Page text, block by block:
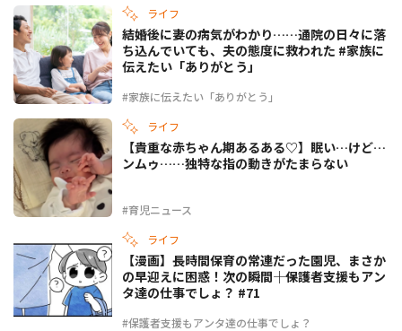
ライフ
#家族に伝えたい「ありがとう」
結婚後に妻の病気がわかり……通院の日々に落
ち込んでいても、夫の態度に救われた #家族に
伝えたい「ありがとう」
ライフ
#育児ニュース
【貴重な赤ちゃん期あるある♡】眠い…けど…
ンムゥ……独特な指の動きがたまらない
ライフ
#保護者支援もアンタ達の仕事でしょ？
【漫画】長時間保育の常連だった園児、まさか
の早迎えに困惑！次の瞬間――｜保護者支援もアン
タ達の仕事でしょ？ #71